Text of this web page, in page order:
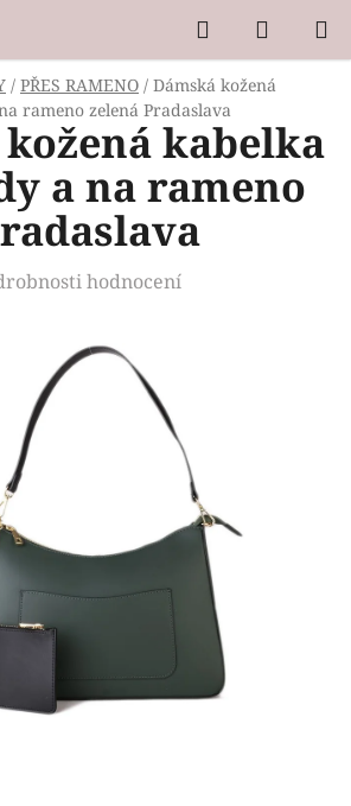
Hledat
KOŠÍK
/ PŘES RAMENO / Dámská kožená
rameno zelená Pradaslava
kabelka
a na rameno
hodnocení